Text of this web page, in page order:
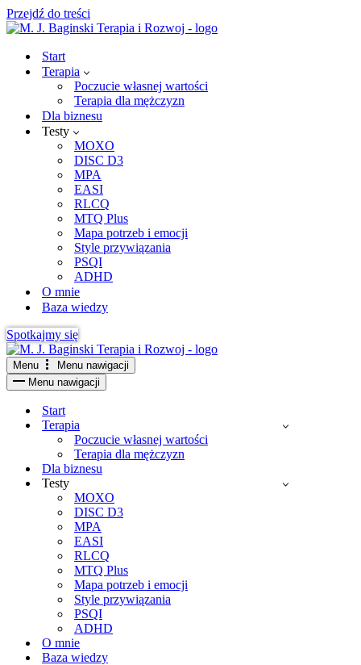
Przejdź do treści
Start
Terapia
Poczucie własnej wartości
Terapia dla mężczyzn
Dla biznesu
Testy
MOXO
DISC D3
MPA
EASI
RLCQ
MTQ Plus
Mapa potrzeb i emocji
Style przywiązania
PSQI
ADHD
O mnie
Baza wiedzy
Spotkajmy się
Menu
Menu nawigacji
Menu nawigacji
Start
Terapia
Poczucie własnej wartości
Terapia dla mężczyzn
Dla biznesu
Testy
MOXO
DISC D3
MPA
EASI
RLCQ
MTQ Plus
Mapa potrzeb i emocji
Style przywiązania
PSQI
ADHD
O mnie
Baza wiedzy